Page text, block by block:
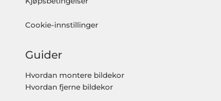
Cookie-innstillinger
Guider
Hvordan montere bildekor
Hvordan fjerne bildekor